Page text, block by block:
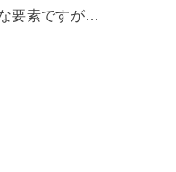
要素ですが…